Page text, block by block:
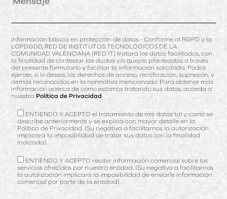
Información básica en protección de datos.- Conforme al RGPD y la
LOPDGDD, RED DE INSTITUTOS TECNOLÓGICOS DE LA
COMUNIDAD VALENCIANA (RED IT) tratará los datos facilitados, con
la finalidad de contestar las dudas y/o quejas planteadas a través
del presente formulario y facilitar la información solicitada. Podrá
ejercer, si lo desea, los derechos de acceso, rectificación, supresión, y
demás reconocidos en la normativa mencionada. Para obtener más
información acerca de cómo estamos tratando sus datos, acceda a
nuestra Política de Privacidad
ENTIENDO Y ACEPTO el tratamiento de mis datos tal y como se
describe anteriormente y se explica con mayor detalle en la
Política de Privacidad. (Su negativa a facilitarnos la autorización
implicará la imposibilidad de tratar sus datos con la finalidad
indicada).
ENTIENDO Y ACEPTO recibir información comercial sobre los
servicios ofrecidos por nuestra entidad. (Su negativa a facilitarnos
la autorización implicará la imposibilidad de enviarle información
comercial por parte de la entidad).